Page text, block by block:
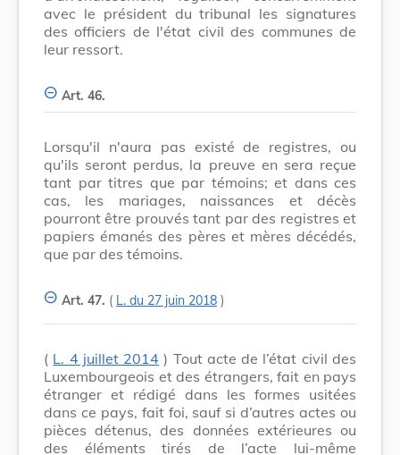
avec le président du tribunal les signatures
des officiers de l'état civil des communes de
leur ressort.
Art. 46.
Lorsqu'il n'aura pas existé de registres, ou
qu'ils seront perdus, la preuve en sera reçue
tant par titres que par témoins; et dans ces
cas, les mariages, naissances et décès
pourront être prouvés tant par des registres et
papiers émanés des pères et mères décédés,
que par des témoins.
Art. 47. ( L. du 27 juin 2018 )
( L. 4 juillet 2014 ) Tout acte de l’état civil des
Luxembourgeois et des étrangers, fait en pays
étranger et rédigé dans les formes usitées
dans ce pays, fait foi, sauf si d’autres actes ou
pièces détenus, des données extérieures ou
des éléments tirés de l’acte lui-même